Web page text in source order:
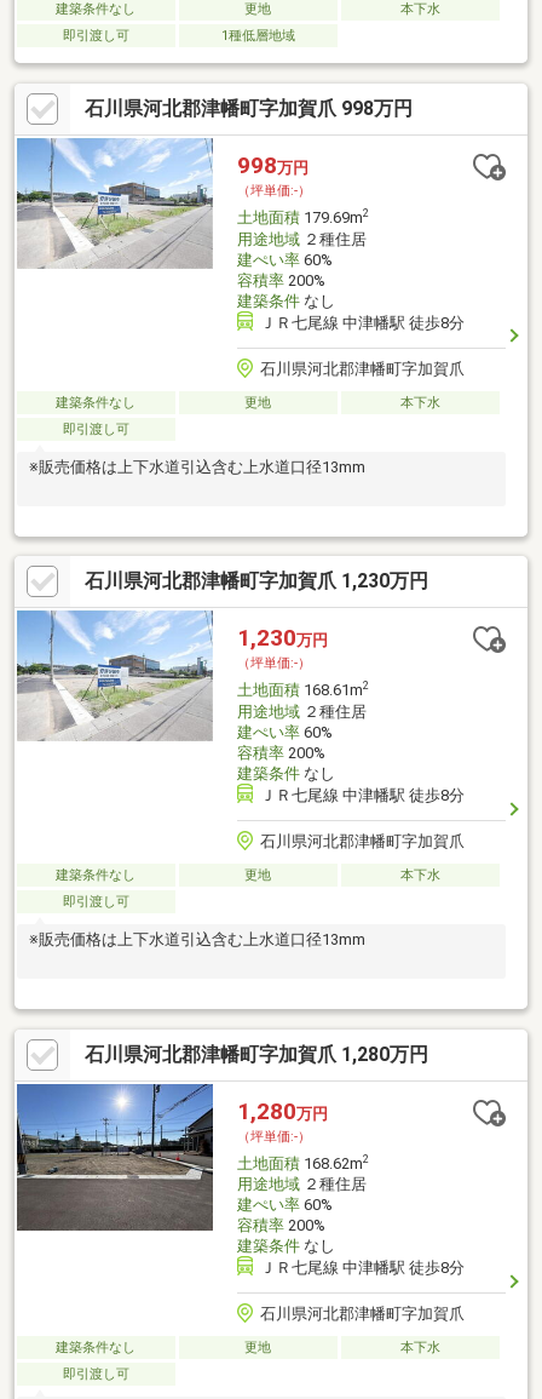
建築条件なし 更地
本下水
即引渡し可
1種低層地域
石川県河北郡津幡町字加賀爪 998万円
998万円
（坪単価:-）
土地面積179.69m2
用途地域２種住居
建ぺい率60%
容積率200%
建築条件なし
ＪＲ七尾線 中津幡駅 徒歩8分
石川県河北郡津幡町字加賀爪
建築条件なし 更地
本下水
即引渡し可
※販売価格は上下水道引込含む上水道口径13mm
石川県河北郡津幡町字加賀爪 1,230万円
1,230万円
（坪単価:-）
土地面積168.61m2
用途地域２種住居
建ぺい率60%
容積率200%
建築条件なし
ＪＲ七尾線 中津幡駅 徒歩8分
石川県河北郡津幡町字加賀爪
建築条件なし 更地
本下水
即引渡し可
※販売価格は上下水道引込含む上水道口径13mm
石川県河北郡津幡町字加賀爪 1,280万円
1,280万円
（坪単価:-）
土地面積168.62m2
用途地域２種住居
建ぺい率60%
容積率200%
建築条件なし
ＪＲ七尾線 中津幡駅 徒歩8分
石川県河北郡津幡町字加賀爪
建築条件なし 更地
本下水
即引渡し可